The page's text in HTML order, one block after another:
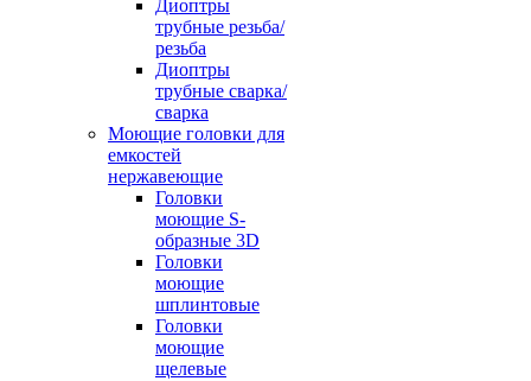
Диоптры
трубные резьба/
резьба
Диоптры
трубные сварка/
сварка
Моющие головки для
емкостей
нержавеющие
Головки
моющие S-
образные 3D
Головки
моющие
шплинтовые
Головки
моющие
щелевые